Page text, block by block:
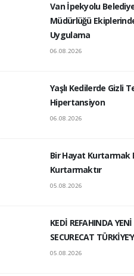
Van İpekyolu
Müdürlüğü
Uygulama
06.08.2026
Yaşlı Kedilerde Gizli
Hipertansiyon
06.08.2026
Bir Hayat Kurtarmak
Kurtarmaktır
05.08.2026
KEDİ REFAHINDA
SECURECAT
05.08.2026